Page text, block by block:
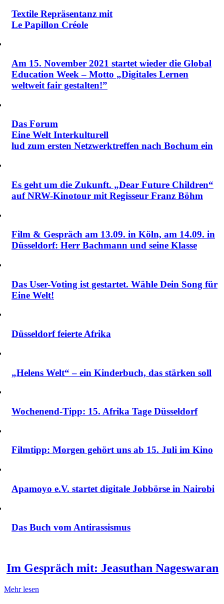
Textile Repräsentanz mit
Le Papillon Créole
Am 15. November 2021 startet wieder die Global
Education Week ‒ Motto „Digitales Lernen
weltweit fair gestalten!”
Das Forum
Eine Welt Interkulturell
lud zum ersten Netzwerktreffen nach Bochum ein
Es geht um die Zukunft. „Dear Future Children“
auf NRW-Kinotour mit Regisseur Franz Böhm
Film & Gespräch am 13.09. in Köln, am 14.09. in
Düsseldorf: Herr Bachmann und seine Klasse
Das User-Voting ist gestartet. Wähle Dein Song für
Eine Welt!
Düsseldorf feierte Afrika
„Helens Welt“ – ein Kinderbuch, das stärken soll
Wochenend-Tipp: 15. Afrika Tage Düsseldorf
Filmtipp: Morgen gehört uns ab 15. Juli im Kino
Apamoyo e.V. startet digitale Jobbörse in Nairobi
Das Buch vom Antirassismus
Im Gespräch mit: Jeasuthan Nageswaran
Mehr lesen